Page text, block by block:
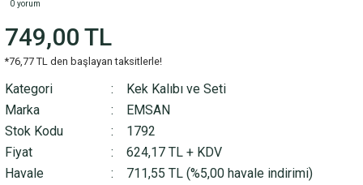
0 yorum
749,00 TL
*76,77 TL den başlayan taksitlerle!
Kategori
Kek Kalıbı ve Seti
Marka
EMSAN
Stok Kodu
1792
Fiyat
624,17 TL + KDV
Havale
711,55 TL (%5,00 havale indirimi)